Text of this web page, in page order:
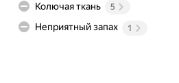
Колючая ткань 5
Неприятный запах 1